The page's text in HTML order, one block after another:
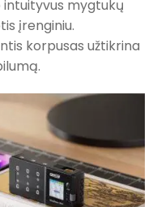
intuityvus mygtukų
įrenginiu.
korpusas užtikrina